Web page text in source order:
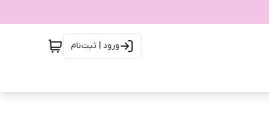
ورود | ثبت‌نام